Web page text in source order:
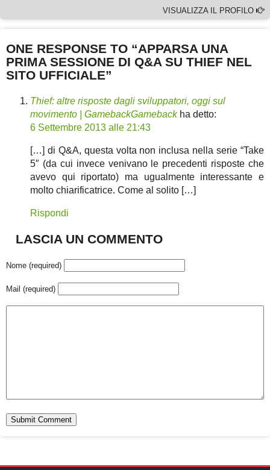
VISUALIZZA IL PROFILO
ONE RESPONSE TO “APPARSA UNA
PRIMA SESSIONE DI Q&A SU THIEF NEL
SITO UFFICIALE”
Thief: altre risposte dagli sviluppatori, oggi sul
movimento | GamebackGameback ha detto:
6 Settembre 2013 alle 21:43
[…] di Q&A, questa volta non inclusa nella serie “Take
5″ (da cui invece venivano le precedenti risposte che
avevo qui riportato) ma ugualmente interessante e
molto chiarificatrice. Come al solito […]
Rispondi
LASCIA UN COMMENTO
Nome (required)
Mail (required)